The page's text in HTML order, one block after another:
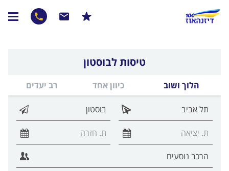
טיסות לבוסטון
הלוך ושוב כיוון אחד רב יעדים